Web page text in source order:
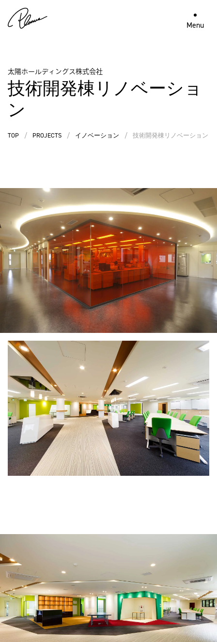
Menu
太陽ホールディングス株式会社
技術開発棟リノベーショ
ン
TOP / PROJECTS / イノベーション / 技術開発棟リノベーション